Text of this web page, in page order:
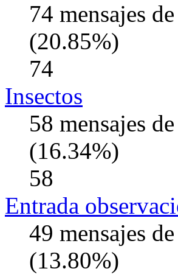
74 mensajes
(20.85%)
74
Insectos
58 mensajes
(16.34%)
58
Entrada
49 mensajes
(13.80%)